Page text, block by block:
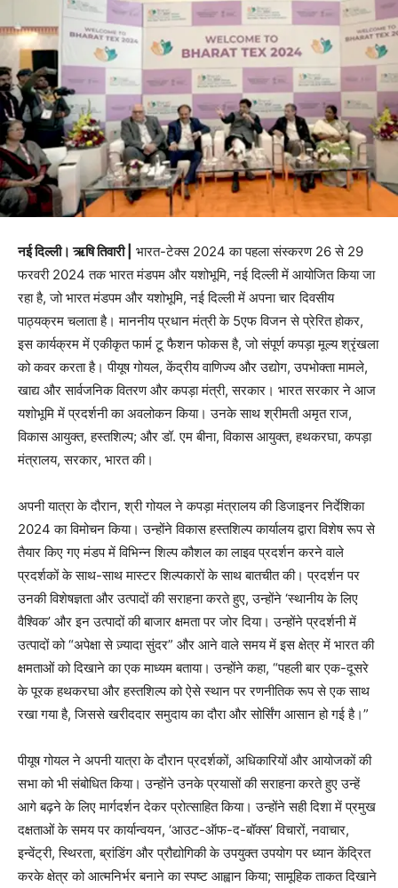
नई दिल्ली। ऋषि तिवारी | भारत-टेक्स 2024 का पहला संस्करण 26 से 29
फरवरी 2024 तक भारत मंडपम और यशोभूमि, नई दिल्ली में आयोजित किया जा
रहा है, जो भारत मंडपम और यशोभूमि, नई दिल्ली में अपना चार दिवसीय
पाठ्यक्रम चलाता है। माननीय प्रधान मंत्री के 5एफ विजन से प्रेरित होकर,
इस कार्यक्रम में एकीकृत फार्म टू फैशन फोकस है, जो संपूर्ण कपड़ा मूल्य श्रृंखला
को कवर करता है। पीयूष गोयल, केंद्रीय वाणिज्य और उद्योग, उपभोक्ता मामले,
खाद्य और सार्वजनिक वितरण और कपड़ा मंत्री, सरकार। भारत सरकार ने आज
यशोभूमि में प्रदर्शनी का अवलोकन किया। उनके साथ श्रीमती अमृत राज,
विकास आयुक्त, हस्तशिल्प; और डॉ. एम बीना, विकास आयुक्त, हथकरघा, कपड़ा
मंत्रालय, सरकार, भारत की।
अपनी यात्रा के दौरान, श्री गोयल ने कपड़ा मंत्रालय की डिजाइनर निर्देशिका
2024 का विमोचन किया। उन्होंने विकास हस्तशिल्प कार्यालय द्वारा विशेष रूप से
तैयार किए गए मंडप में विभिन्न शिल्प कौशल का लाइव प्रदर्शन करने वाले
प्रदर्शकों के साथ-साथ मास्टर शिल्पकारों के साथ बातचीत की। प्रदर्शन पर
उनकी विशेषज्ञता और उत्पादों की सराहना करते हुए, उन्होंने ‘स्थानीय के लिए
वैश्विक’ और इन उत्पादों की बाजार क्षमता पर जोर दिया। उन्होंने प्रदर्शनी में
उत्पादों को “अपेक्षा से ज़्यादा सुंदर” और आने वाले समय में इस क्षेत्र में भारत की
क्षमताओं को दिखाने का एक माध्यम बताया। उन्होंने कहा, “पहली बार एक-दूसरे
के पूरक हथकरघा और हस्तशिल्प को ऐसे स्थान पर रणनीतिक रूप से एक साथ
रखा गया है, जिससे खरीददार समुदाय का दौरा और सोर्सिंग आसान हो गई है।”
पीयूष गोयल ने अपनी यात्रा के दौरान प्रदर्शकों, अधिकारियों और आयोजकों की
सभा को भी संबोधित किया। उन्होंने उनके प्रयासों की सराहना करते हुए उन्हें
आगे बढ़ने के लिए मार्गदर्शन देकर प्रोत्साहित किया। उन्होंने सही दिशा में प्रमुख
दक्षताओं के समय पर कार्यान्वयन, ‘आउट-ऑफ-द-बॉक्स’ विचारों, नवाचार,
इन्वेंट्री, स्थिरता, ब्रांडिंग और प्रौद्योगिकी के उपयुक्त उपयोग पर ध्यान केंद्रित
करके क्षेत्र को आत्मनिर्भर बनाने का स्पष्ट आह्वान किया; सामूहिक ताकत दिखाने